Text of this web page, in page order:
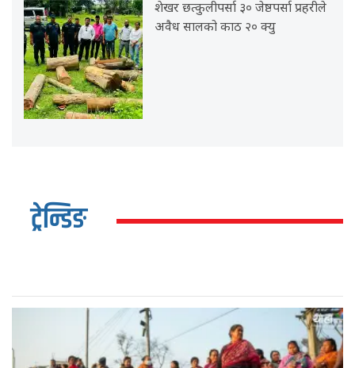
शेखर छत्कुलीपर्सा ३० जेष्ठपर्सा प्रहरीले
अवैध सालको काठ २० क्यु
ट्रेन्डिङ